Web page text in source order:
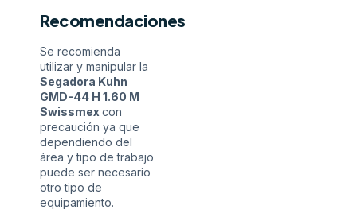
Recomendaciones
Se recomienda
utilizar y manipular la
Segadora Kuhn
GMD-44 H 1.60 M
Swissmexcon
precaución ya que
dependiendo del
área y tipo de trabajo
puede ser necesario
otro tipo de
equipamiento.